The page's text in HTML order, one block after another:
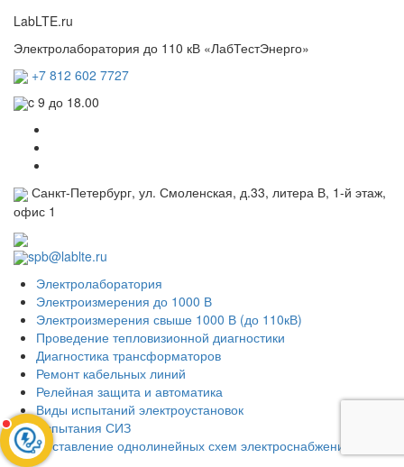
LabLTE.ru
Электролаборатория до 110 кВ «ЛабТестЭнерго»
+7 812 602 7727
c 9 до 18.00
Санкт-Петербург, ул. Смоленская, д.33, литера В, 1-й этаж,
офис 1
spb@lablte.ru
Электролаборатория
Электроизмерения до 1000 В
Электроизмерения свыше 1000 В (до 110кВ)
Проведение тепловизионной диагностики
Диагностика трансформаторов
Ремонт кабельных линий
Релейная защита и автоматика
Виды испытаний электроустановок
Испытания СИЗ
Составление однолинейных схем электроснабжения